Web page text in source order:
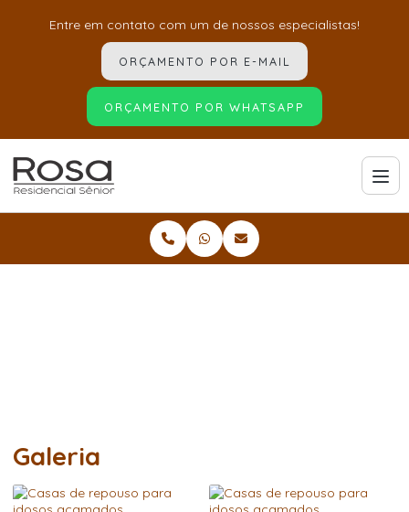
Entre em contato com um de nossos especialistas!
ORÇAMENTO POR E-MAIL
ORÇAMENTO POR WHATSAPP
Galeria